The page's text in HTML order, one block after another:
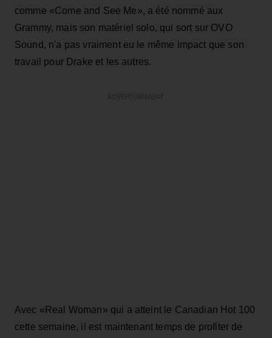
comme «Come and See Me», a été nommé aux
Grammy, mais son matériel solo, qui sort sur OVO
Sound, n'a pas vraiment eu le même impact que son
travail pour Drake et les autres.
Avec «Real Woman» qui a atteint le Canadian Hot 100
cette semaine, il est maintenant temps de profiter de